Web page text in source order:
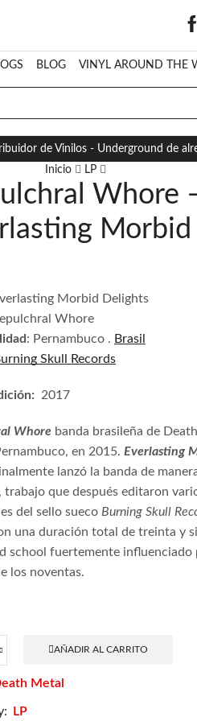
BLOG VINYL AROUND THE
SEARCH
INPUT
de Vinilos - Underground de
Inicio
LP
Whore
Morbid Delights
Whore
: Pernambuco . Brasil
Skull Records
2017
Whore banda brasileña de
en 2015. Everlasting
lanzó la banda de
trabajo que después editaron
del sello sueco Burning Skull
una duración total de treinta y
school fuertemente influenciado
los noventas.
AÑADIR AL CARRITO
Metal
LP